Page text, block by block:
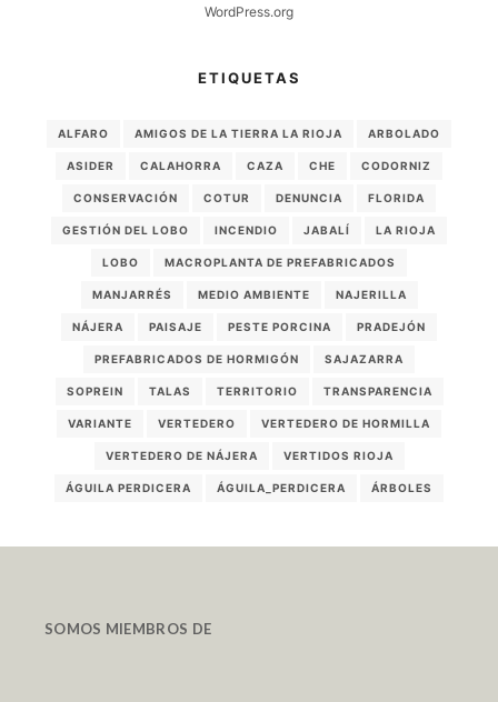
WordPress.org
ETIQUETAS
ALFARO AMIGOS DE LA TIERRA LA RIOJA ARBOLADO
ASIDER CALAHORRA CAZA CHE CODORNIZ
CONSERVACIÓN COTUR DENUNCIA FLORIDA
GESTIÓN DEL LOBO INCENDIO JABALÍ LA RIOJA
LOBO MACROPLANTA DE PREFABRICADOS
MANJARRÉS MEDIO AMBIENTE NAJERILLA
NÁJERA PAISAJE PESTE PORCINA PRADEJÓN
PREFABRICADOS DE HORMIGÓN SAJAZARRA
SOPREIN TALAS TERRITORIO TRANSPARENCIA
VARIANTE VERTEDERO VERTEDERO DE HORMILLA
VERTEDERO DE NÁJERA VERTIDOS RIOJA
ÁGUILA PERDICERA ÁGUILA_PERDICERA ÁRBOLES
SOMOS MIEMBROS DE